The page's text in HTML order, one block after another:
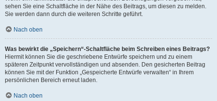
sehen Sie eine Schaltfläche in der Nähe des Beitrags, um diesen zu melden.
Sie werden dann durch die weiteren Schritte geführt.
Nach oben
Was bewirkt die „Speichern“-Schaltfläche beim Schreiben eines Beitrags?
Hiermit können Sie die geschriebene Entwürfe speichern und zu einem
späteren Zeitpunkt vervollständigen und absenden. Den gesicherten Beitrag
können Sie mit der Funktion „Gespeicherte Entwürfe verwalten“ in Ihrem
persönlichen Bereich erneut laden.
Nach oben